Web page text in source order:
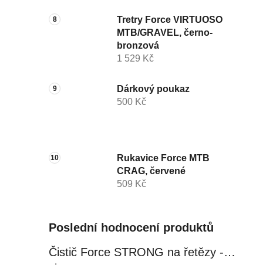
Tretry Force VIRTUOSO
MTB/GRAVEL, černo-
bronzová
1 529 Kč
Dárkový poukaz
500 Kč
Rukavice Force MTB
CRAG, červené
509 Kč
Poslední hodnocení produktů
Čistič Force STRONG na řetězy - 0,5 l, láhev - růžový